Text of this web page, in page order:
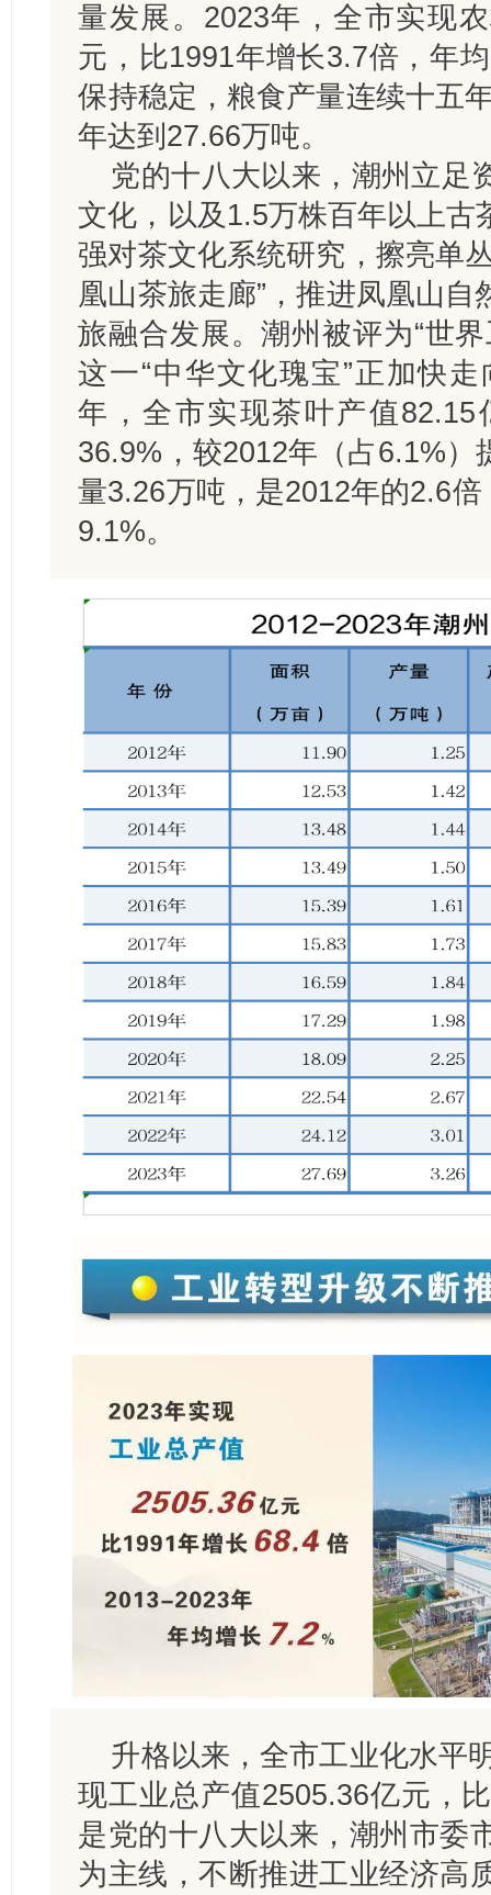
量发展。2023年，全市实现
元，比1991年增长3.7倍，年
保持稳定，粮食产量连续十五
年达到27.66万吨。
党的十八大以来，潮州立足
文化，以及1.5万株百年以上古
强对茶文化系统研究，擦亮单
凰山茶旅走廊”，推进凤凰山
旅融合发展。潮州被评为“世
这一“中华文化瑰宝”正加快
年，全市实现茶叶产值
36.9%，较2012年（占6.1%）
量3.26万吨，是2012年的2.6
9.1%。
升格以来，全市工业化水平
现工业总产值2505.36亿元，
是党的十八大以来，潮州市委
为主线，不断推进工业经济高